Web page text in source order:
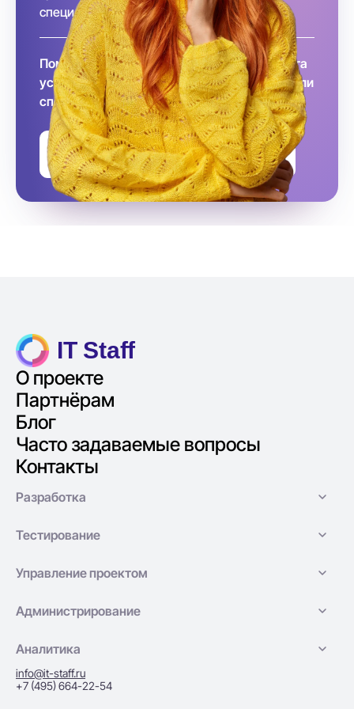
специалиста за вас!
Помните, что заключение договора и оплата
услуг происходит после того, как вы выбрали
специалиста
Оставить заявку на подбор
IT Staff
О проекте
Партнёрам
Блог
Часто задаваемые вопросы
Контакты
Разработка
Тестирование
Управление проектом
Администрирование
Аналитика
info@it-staff.ru
+7 (495) 664-22-54